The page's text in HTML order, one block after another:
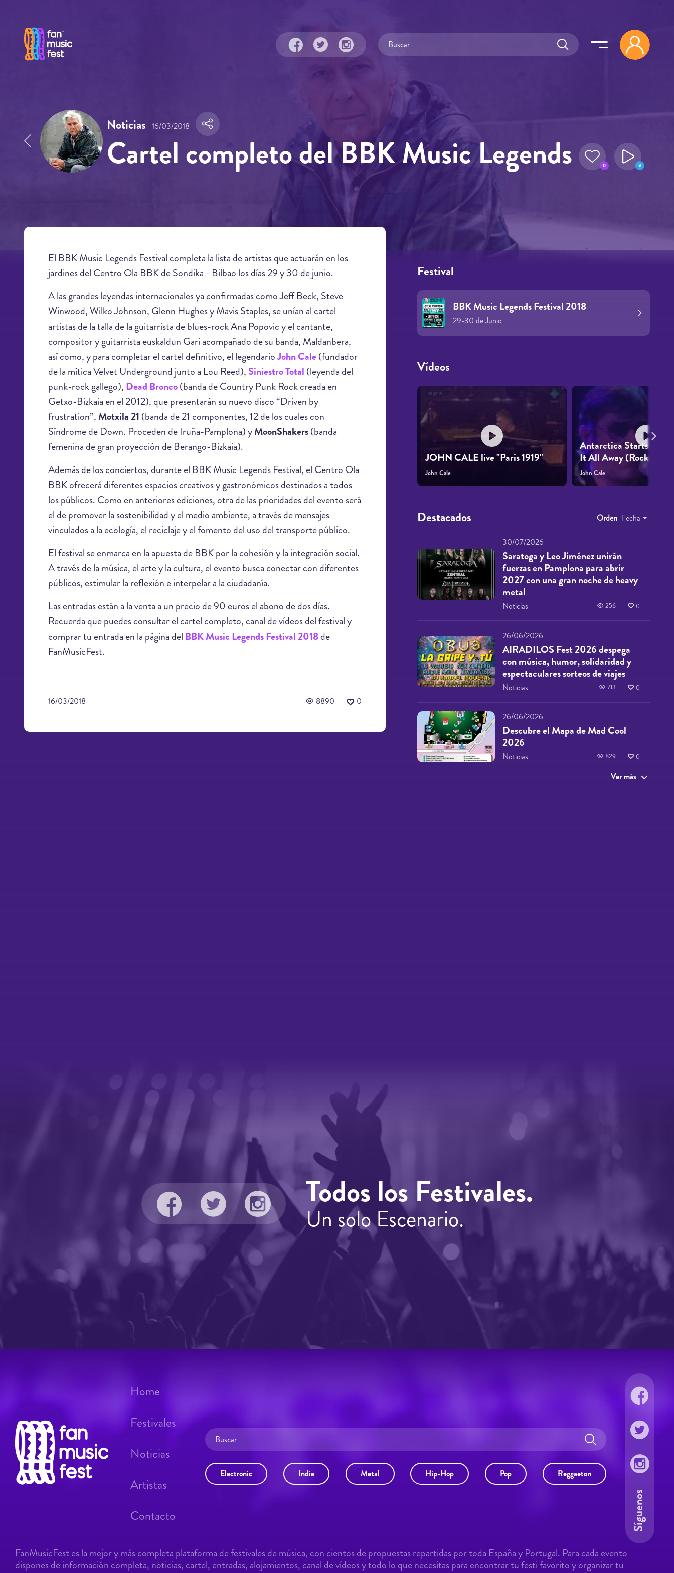
Noticias 16/03/2018
Cartel completo del BBK Music Legends 0 6
El BBK Music Legends Festival completa la lista de artistas que actuarán en los
jardines del Centro Ola BBK de Sondika - Bilbao los días 29 y 30 de junio.
A las grandes leyendas internacionales ya confirmadas como Jeff Beck, Steve
Winwood, Wilko Johnson, Glenn Hughes y Mavis Staples, se unían al cartel
artistas de la talla de la guitarrista de blues-rock Ana Popovic y el cantante,
compositor y guitarrista euskaldun Gari acompañado de su banda, Maldanbera,
así como, y para completar el cartel definitivo, el legendarioJohn Cale(fundador
de la mítica Velvet Underground junto a Lou Reed), Siniestro Total (leyenda del
punk-rock gallego), Dead Bronco(banda de Country Punk Rock creada en
Getxo-Bizkaia en el 2012), que presentarán su nuevo disco “Driven by
frustration”, Motxila 21 (banda de 21 componentes, 12 de los cuales con
Síndrome de Down. Proceden de Iruña-Pamplona) yMoonShakers(banda
femenina de gran proyección de Berango-Bizkaia).
Además de los conciertos, durante el BBK Music Legends Festival, el Centro Ola
BBK ofrecerá diferentes espacios creativos y gastronómicos destinados a todos
los públicos. Como en anteriores ediciones, otra de las prioridades del evento será
el de promover la sostenibilidad y el medio ambiente, a través de mensajes
vinculados a la ecología, el reciclaje y el fomento del uso del transporte público.
El festival se enmarca en la apuesta de BBK por la cohesión y la integración social.
A través de la música, el arte y la cultura, el evento busca conectar con diferentes
públicos, estimular la reflexión e interpelar a la ciudadanía.
Las entradas están a la venta a un precio de 90 euros el abono de dos días.
Recuerda que puedes consultar el cartel completo, canal de vídeos del festival y
comprar tu entrada en la página del BBK Music Legends Festival 2018de
FanMusicFest.
16/03/2018 8890 0
Festival
29-30 de Junio
BBK Music Legends Festival 2018
Vídeos
JOHN CALE live "Paris 1919"
John Cale
Antarctica Starts Here
It All Away
John Cale
Destacados Orden Fecha
30/07/2026
Saratoga y Leo Jiménez unirán
fuerzas en Pamplona para abrir
2027 con una gran noche de heavy
metal
Noticias 256 0
26/06/2026
AIRADILOS Fest 2026 despega
con música, humor, solidaridad y
espectaculares sorteos de viajes
Noticias 713 0
26/06/2026
Descubre el Mapa de Mad Cool
2026
Noticias 829 0
Ver más
Todos los Festivales.
Un solo Escenario.
Electronic Indie Metal Hip-Hop Pop Reggaeton
Home
Festivales
Noticias
Artistas
Contacto
Síguenos
FanMusicFest es la mejor y más completa plataforma de festivales de música, con cientos de propuestas repartidas por toda España y Portugal. Para cada evento
dispones de información completa, noticias, cartel, entradas, alojamientos, canal de vídeos y todo lo que necesitas para encontrar tu festi favorito y organizar tu